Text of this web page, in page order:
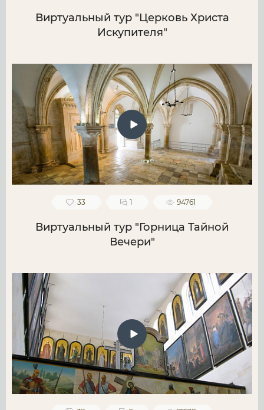
Виртуальный тур "Церковь Христа
Искупителя"
33 1 94761
Виртуальный тур "Горница Тайной
Вечери"